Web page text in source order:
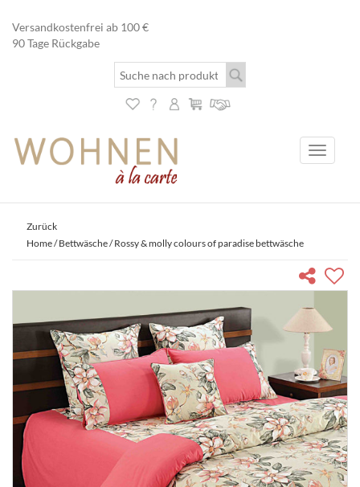
Versandkostenfrei ab 100 €
90 Tage Rückgabe
Toggle
Zurück
Home/Bettwäsche/ Rossy & molly colours of paradise bettwäsche